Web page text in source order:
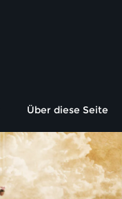
Über diese Seite